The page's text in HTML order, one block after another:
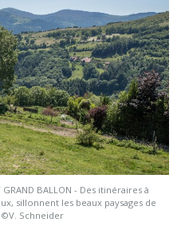
GRAND BALLON - Des itinéraires à
sillonnent les beaux paysages de
Schneider